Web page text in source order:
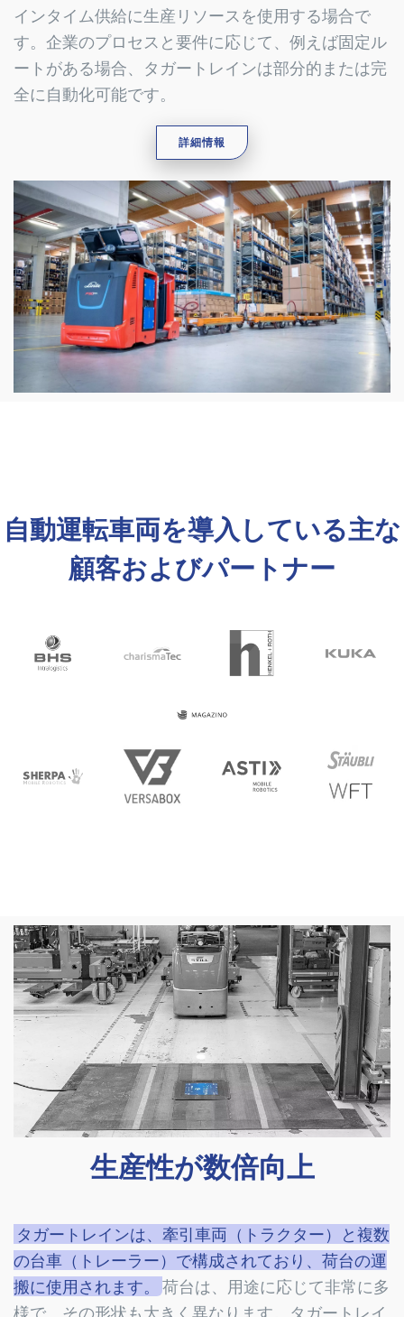
インタイム供給に生産リソースを使用する場合で
す。企業のプロセスと要件に応じて、例えば固定ル
ートがある場合、タガートレインは部分的または完
全に自動化可能です。
詳細情報
自動運転車両を導入している主な
顧客およびパートナー
生産性が数倍向上
タガートレインは、牽引車両（トラクター）と複数
の台車（トレーラー）で構成されており、荷台の運
搬に使用されます。
荷台は、用途に応じて非常に多
様で、その形状も大きく異なります。タガートレイ